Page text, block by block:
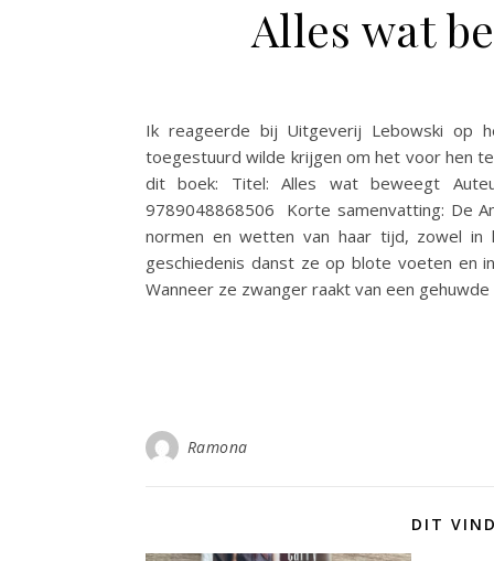
Alles wat
Ik reageerde bij Uitgeverij Lebowski op
toegestuurd wilde krijgen om het voor hen
dit boek: Titel: Alles wat beweegt
9789048868506 Korte samenvatting: De
normen en wetten van haar tijd, zowel
geschiedenis danst ze op blote voeten en
Wanneer ze zwanger raakt van een
Ramona
DIT